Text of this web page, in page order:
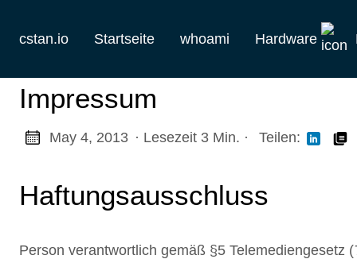
cstan.io Startseite whoami Hardware
Keebs
Impressum
May 4, 2013 · Lesezeit 3 Min. · Teilen:
Haftungsausschluss
Person verantwortlich gemäß §5 Telemediengesetz (